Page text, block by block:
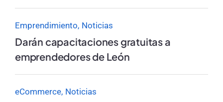
Emprendimiento Noticias
Darán capacitaciones gratuitas a
emprendedores de León
eCommerce Noticias